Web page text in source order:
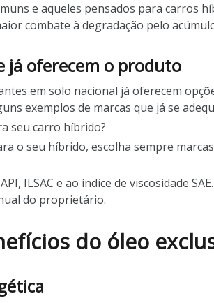
e aqueles pensados para
combate à degradação pelo
já oferecem o produto
em solo nacional já oferecem
exemplos de marcas que já se
seu carro híbrido?
o seu híbrido, escolha sempre
ILSAC e ao índice de viscosidade
do proprietário.
do óleo